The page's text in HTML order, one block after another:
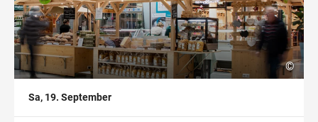
©
Sa, 19. September